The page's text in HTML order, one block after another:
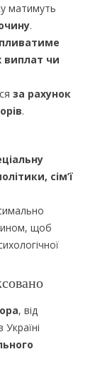
матимуть
.
виплат чи
за рахунок
.
сім’ї
щоб
, від